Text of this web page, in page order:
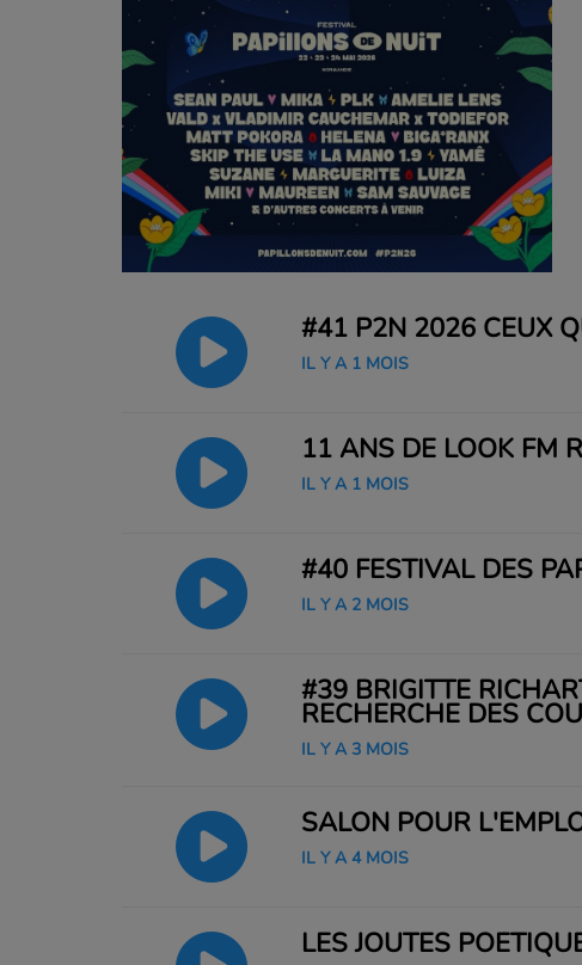
#41 P2N 2026 CEUX
IL Y A 1 MOIS
11 ANS DE LOOK FM
IL Y A 1 MOIS
#40 FESTIVAL DES
IL Y A 2 MOIS
#39 BRIGITTE
RECHERCHE DES
IL Y A 3 MOIS
SALON POUR
IL Y A 4 MOIS
LES JOUTES